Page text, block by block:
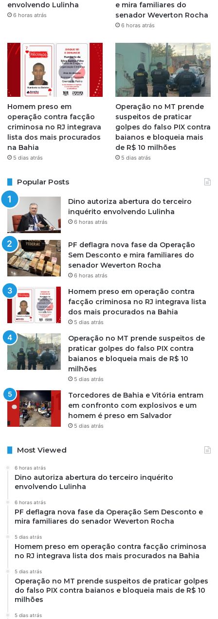
a
m
envolvendo Lulinha
6 horas atrás
e mira familiares do
senador Weverton Rocha
6 horas atrás
Homem preso em
operação contra facção
criminosa no RJ integrava
lista dos mais procurados
na Bahia
5 dias atrás
Operação no MT prende
suspeitos de praticar
golpes do falso PIX contra
baianos e bloqueia mais
de R$ 10 milhões
5 dias atrás
Popular Posts
Dino autoriza abertura do terceiro
inquérito envolvendo Lulinha
6 horas atrás
PF deflagra nova fase da Operação
Sem Desconto e mira familiares do
senador Weverton Rocha
6 horas atrás
Homem preso em operação contra
facção criminosa no RJ integrava lista
dos mais procurados na Bahia
5 dias atrás
Operação no MT prende suspeitos de
praticar golpes do falso PIX contra
baianos e bloqueia mais de R$ 10
milhões
5 dias atrás
Torcedores de Bahia e Vitória entram
em confronto com explosivos e um
homem é preso em Salvador
5 dias atrás
Most Viewed
6 horas atrás
Dino autoriza abertura do terceiro inquérito
envolvendo Lulinha
6 horas atrás
PF deflagra nova fase da Operação Sem Desconto e
mira familiares do senador Weverton Rocha
5 dias atrás
Homem preso em operação contra facção criminosa
no RJ integrava lista dos mais procurados na Bahia
5 dias atrás
Operação no MT prende suspeitos de praticar golpes
do falso PIX contra baianos e bloqueia mais de R$ 10
milhões
5 dias atrás